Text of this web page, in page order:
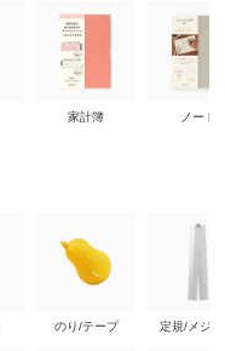
家計簿 ノート
のり/テープ 定規/メジ